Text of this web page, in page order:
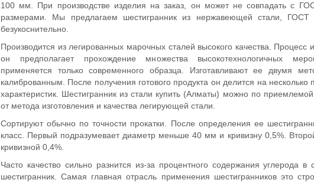
100 мм. При производстве изделия на заказ, он может не совпадать с
размерами. Мы предлагаем шестигранник из нержавеющей стали, ГОСТ
безукоснительно.
Производится из легированных марочных сталей высокого качества. Процесс
он предполагает прохождение множества высокотехнологичных
применяется только современного образца. Изготавливают ее двумя
калиброванным. После получения готового продукта он делится на несколько
характеристик. Шестигранник из стали купить (Алматы) можно по
от метода изготовления и качества легирующей стали.
Сортируют обычно по точности прокатки. После определения ее
класс. Первый подразумевает диаметр меньше 40 мм и кривизну 0,5%.
кривизной 0,4%.
Часто качество сильно разнится из-за процентного содержания углерода в
шестигранник. Самая главная отрасль применения шестигранников это